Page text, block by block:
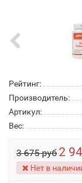
Рейтинг:
Производитель:
Артикул:
Вес:
3 675 руб 2
Нет в